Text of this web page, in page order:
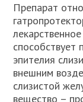
Препарат
эпителия
внешним
слизистой
вещество –